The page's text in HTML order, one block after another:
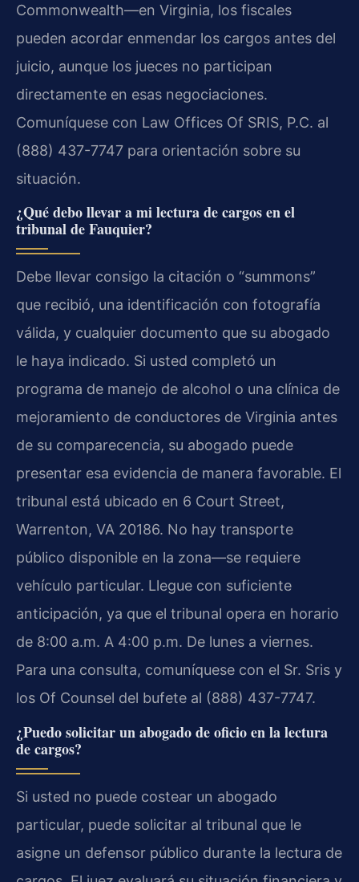
Commonwealth—en Virginia, los fiscales
pueden acordar enmendar los cargos antes del
juicio, aunque los jueces no participan
directamente en esas negociaciones.
Comuníquese con Law Offices Of SRIS, P.C. al
(888) 437-7747 para orientación sobre su
situación.
¿Qué debo llevar a mi lectura de cargos en el
tribunal de Fauquier?
Debe llevar consigo la citación o “summons”
que recibió, una identificación con fotografía
válida, y cualquier documento que su abogado
le haya indicado. Si usted completó un
programa de manejo de alcohol o una clínica de
mejoramiento de conductores de Virginia antes
de su comparecencia, su abogado puede
presentar esa evidencia de manera favorable. El
tribunal está ubicado en 6 Court Street,
Warrenton, VA 20186. No hay transporte
público disponible en la zona—se requiere
vehículo particular. Llegue con suficiente
anticipación, ya que el tribunal opera en horario
de 8:00 a.m. A 4:00 p.m. De lunes a viernes.
Para una consulta, comuníquese con el Sr. Sris y
los Of Counsel del bufete al (888) 437-7747.
¿Puedo solicitar un abogado de oficio en la lectura
de cargos?
Si usted no puede costear un abogado
particular, puede solicitar al tribunal que le
asigne un defensor público durante la lectura de